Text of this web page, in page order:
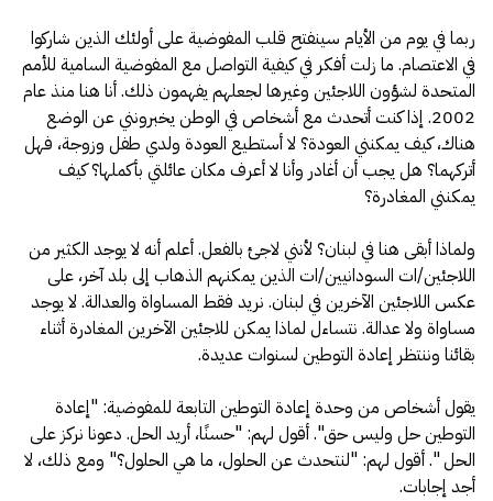
ربما في يوم من الأيام سينفتح قلب المفوضية على أولئك الذين شاركوا
في الاعتصام. ما زلت أفكر في كيفية التواصل مع المفوضية السامية للأمم
المتحدة لشؤون اللاجئين وغيرها لجعلهم يفهمون ذلك. أنا هنا منذ عام
2002. إذا كنت أتحدث مع أشخاص في الوطن يخبرونني عن الوضع
هناك، كيف يمكنني العودة؟ لا أستطيع العودة ولدي طفل وزوجة، فهل
أتركهما؟ هل يجب أن أغادر وأنا لا أعرف مكان عائلتي بأكملها؟ كيف
يمكنني المغادرة؟
ولماذا أبقى هنا في لبنان؟ لأنني لاجئ بالفعل. أعلم أنه لا يوجد الكثير من
اللاجئين/ات السودانيين/ات الذين يمكنهم الذهاب إلى بلد آخر، على
عكس اللاجئين الآخرين في لبنان. نريد فقط المساواة والعدالة. لا يوجد
مساواة ولا عدالة. نتساءل لماذا يمكن للاجئين الآخرين المغادرة أثناء
بقائنا وننتظر إعادة التوطين لسنوات عديدة.
يقول أشخاص من وحدة إعادة التوطين التابعة للمفوضية: "إعادة
التوطين حل وليس حق". أقول لهم: "حسنًا، أريد الحل. دعونا نركز على
الحل ". أقول لهم: "لنتحدث عن الحلول، ما هي الحلول؟" ومع ذلك، لا
أجد إجابات.